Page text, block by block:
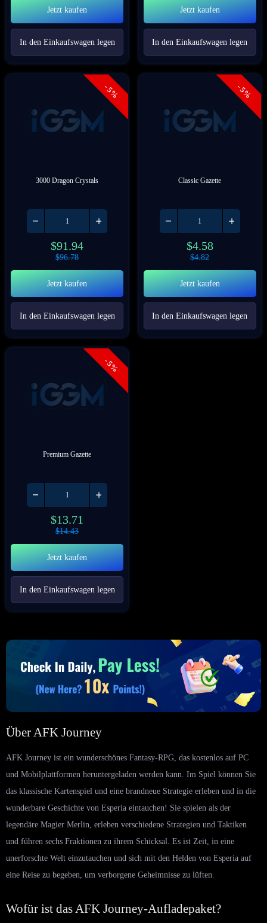
Jetzt kaufen
In den Einkaufswagen legen
Jetzt kaufen
In den Einkaufswagen legen
- 5%
3000 Dragon Crystals
$91.94
$96.78
Jetzt kaufen
In den Einkaufswagen legen
- 5%
Classic Gazette
$4.58
$4.82
Jetzt kaufen
In den Einkaufswagen legen
- 5%
Premium Gazette
$13.71
$14.43
Jetzt kaufen
In den Einkaufswagen legen
Über AFK Journey
AFK Journey ist ein wunderschönes Fantasy-RPG, das kostenlos auf PC
und Mobilplattformen heruntergeladen werden kann. Im Spiel können Sie
das klassische Kartenspiel und eine brandneue Strategie erleben und in die
wunderbare Geschichte von Esperia eintauchen! Sie spielen als der
legendäre Magier Merlin, erleben verschiedene Strategien und Taktiken
und führen sechs Fraktionen zu ihrem Schicksal. Es ist Zeit, in eine
unerforschte Welt einzutauchen und sich mit den Helden von Esperia auf
eine Reise zu begeben, um verborgene Geheimnisse zu lüften.
Wofür ist das AFK Journey-Aufladepaket?